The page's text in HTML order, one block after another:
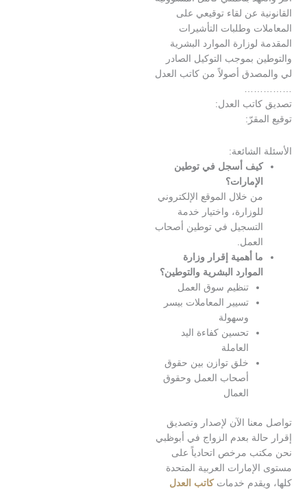
عن لقاء توقيعي على
وطلبات التأشيرات
الموارد البشرية
بموجب التوكيل الصادر
أصولاً من كاتب العدل
العدل:
أسجل في توطين
خلال الموقع الإلكتروني
واختيار خدمة
في توطين أصحاب
أهمية إقرار وزارة
البشرية والتوطين؟
تنظيم سوق العمل
تسيير المعاملات بيسر
تحسين كفاءة اليد
خلق توازن بين حقوق
أصحاب العمل وحقوق
الآن لإصدار وتصديق
بعدم الزواج في أبوظبي
مرخص اتحادياً على
العربية المتحدة
خدماتكاتب العدل